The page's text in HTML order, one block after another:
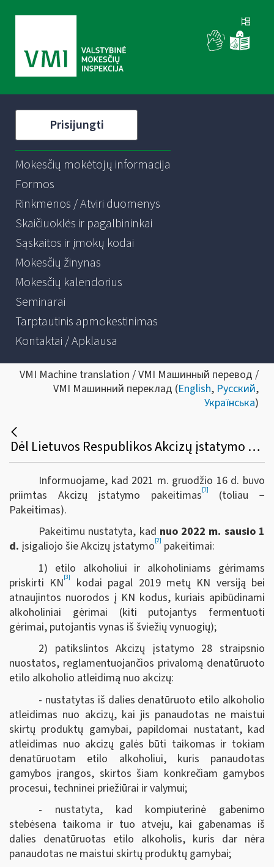
Prisijungti
Mokesčių mokėtojų informacija
Formos
Rinkmenos / Atviri duomenys
Skaičiuoklės ir pagalbininkai
Sąskaitos ir įmokų kodai
Mokesčių žinynas
Mokesčių kalendorius
Seminarai
Tarptautinis apmokestinimas
Kontaktai / Apklausa
VMI Machine translation / VMI Машинный перевод /
VMI Машинний переклад (English, Русский,
Українська)
Dėl Lietuvos Respublikos Akcizų įstatymo pakeitimų nuo 2022 m. sausio 1 d.
Informuojame, kad 2021 m. gruodžio 16 d. buvo
priimtas Akcizų įstatymo pakeitimas[1]
(toliau −
Pakeitimas).
Pakeitimu nustatyta, kad nuo 2022 m. sausio 1
d. įsigaliojo šie Akcizų įstatymo[2] pakeitimai:
1) etilo alkoholiui ir alkoholiniams gėrimams
priskirti KN[3]
kodai pagal 2019 metų KN versiją bei
atnaujintos nuorodos į KN kodus, kuriais apibūdinami
alkoholiniai gėrimai (kiti putojantys fermentuoti
gėrimai, putojantis vynas iš šviežių vynuogių);
2) patikslintos Akcizų įstatymo 28 straipsnio
nuostatos, reglamentuojančios privalomą denatūruoto
etilo alkoholio atleidimą nuo akcizų:
- nustatytas iš dalies denatūruoto etilo alkoholio
atleidimas nuo akcizų, kai jis panaudotas ne maistui
skirtų produktų gamybai, papildomai nustatant, kad
atleidimas nuo akcizų galės būti taikomas ir tokiam
denatūruotam etilo alkoholiui, kuris panaudotas
gamybos įrangos, skirtos šiam konkrečiam gamybos
procesui, techninei priežiūrai ir valymui;
- nustatyta, kad kompiuterinė gabenimo
stebėsena taikoma ir tuo atveju, kai gabenamas iš
dalies denatūruotas etilo alkoholis, kuris dar nėra
panaudotas ne maistui skirtų produktų gamybai;